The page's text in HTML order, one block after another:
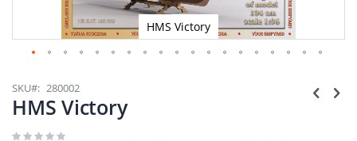
HMS Victory
Anfang
der
Bildgalerie
SKU 280002
HMS Victory